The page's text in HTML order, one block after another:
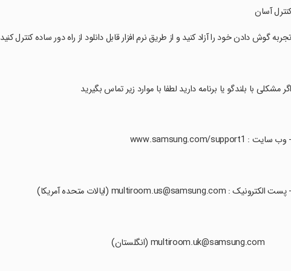
‏کنترل آسان
‏تجربه گوش دادن خود را آزاد کنید و از طریق نرم افزار قابل دانلود از راه دور ساده کنترل کنید
‏اگر مشکلی با بلندگو یا برنامه دارید لطفا با موارد زیر تماس بگیرید
‏- وب سایت : www.samsung.com/support1
‏- پست الکترونیک : multiroom.us@samsung.com (ایالات متحده آمریکا)